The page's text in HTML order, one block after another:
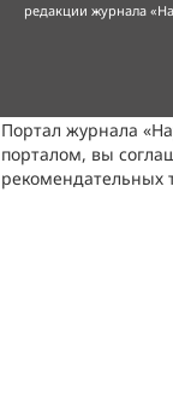
редакции журнала
Портал журнала
порталом, вы
рекомендательных